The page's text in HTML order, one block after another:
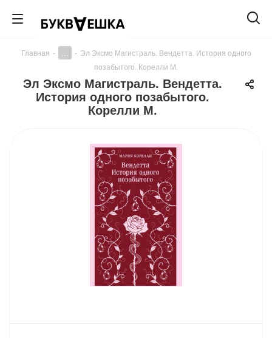
Главная - - Эл Эксмо Магистраль. Вендетта. История одного
позабытого. Корелли М.
Эл Эксмо Магистраль. Вендетта.
История одного позабытого.
Корелли М.